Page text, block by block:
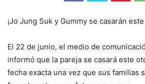
¡Jo Jung Suk y Gummy se casarán
El 22 de junio, el medio de
informó que la pareja se casará este
fecha exacta una vez que sus familias